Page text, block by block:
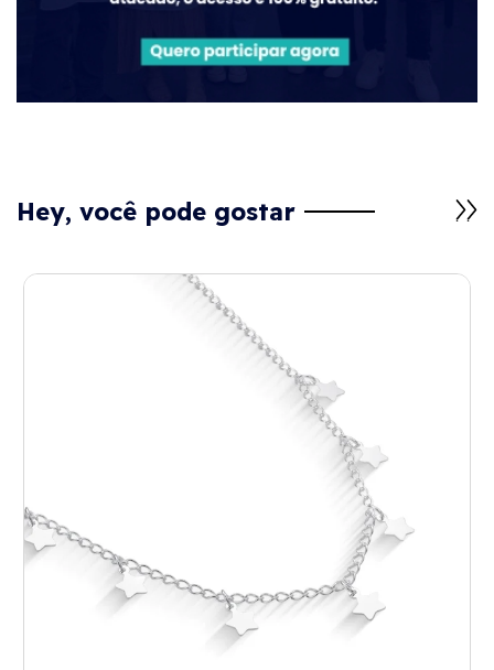
Hey, você pode gostar